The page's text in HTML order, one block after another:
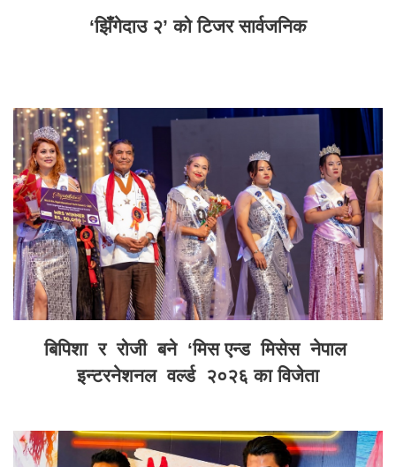
‘झिँगेदाउ २’ को टिजर सार्वजनिक
बिपिशा र रोजी बने ‘मिस एन्ड मिसेस नेपाल
इन्टरनेशनल वर्ल्ड २०२६ का विजेता